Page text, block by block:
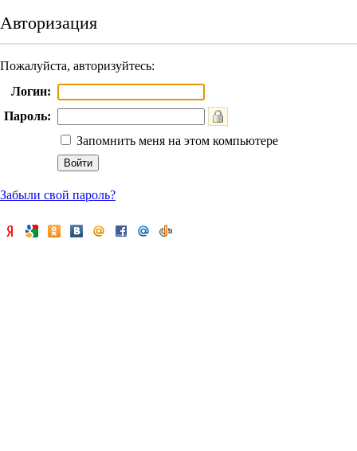
Авторизация
Пожалуйста, авторизуйтесь:
Логин:
Пароль:
Запомнить меня на этом компьютере
Забыли свой пароль?